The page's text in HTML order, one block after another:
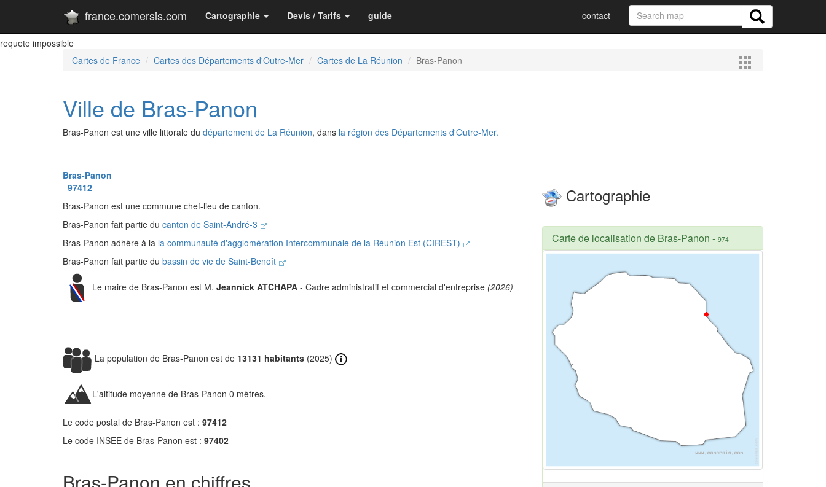
requete impossible
france.comersis.com Cartographie Devis / Tarifs guide contact
Cartes de France Cartes des Départements d'Outre-Mer Cartes de La Réunion Bras-Panon
Ville de Bras-Panon
Bras-Panon est une ville littorale du département de La Réunion, dans la région des Départements d'Outre-Mer.
Bras-Panon
97412
Bras-Panon est une commune chef-lieu de canton.
Bras-Panon fait partie du canton de Saint-André-3
Bras-Panon adhère à la la communauté d'agglomération Intercommunale de la Réunion Est (CIREST)
Bras-Panon fait partie du bassin de vie de Saint-Benoît
Le maire de Bras-Panon est M. Jeannick ATCHAPA - Cadre administratif et commercial d'entreprise (2026)
La population de Bras-Panon est de 13131 habitants (2025)
L'altitude moyenne de Bras-Panon 0 mètres.
Le code postal de Bras-Panon est : 97412
Le code INSEE de Bras-Panon est : 97402
Cartographie
Carte de localisation de Bras-Panon - 974